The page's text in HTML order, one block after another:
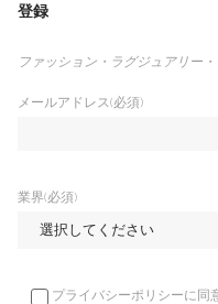
登録
ファッション・ラグジュアリー
メールアドレス(必須)
業界(必須)
プライバシーポリシーに同